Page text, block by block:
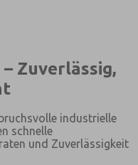
Zuverlässig,
industrielle
schnelle
und Zuverlässigkeit